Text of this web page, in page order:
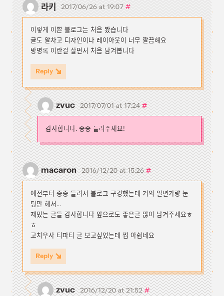
라키 2017/06/26 at 19:07#
이렇게 이쁜 블로그는 처음 봤습니다
글도 알차고 디자인이나 레이아웃이 너무 깔끔해요
방명록 이란걸 살면서 처음 남겨봅니다
Reply
zvuc 2017/07/01 at 17:24#
감사합니다. 종종 들러주세요!
macaron 2016/12/20 at 15:26#
예전부터 종종 들려서 블로그 구경했는데 거의 일년가량 눈
팅만 해서...
재밌는 글들 감사합니다 앞으로도 좋은글 많이 남겨주세요ㅎ
ㅎ
고치우사 티파티 글 보고싶었는데 쩝 아쉽네요
Reply
zvuc 2016/12/20 at 21:52#